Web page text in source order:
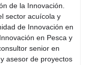
de la Innovación.
sector acuícola y
de Innovación en
en Pesca y
senior en
asesor de proyectos